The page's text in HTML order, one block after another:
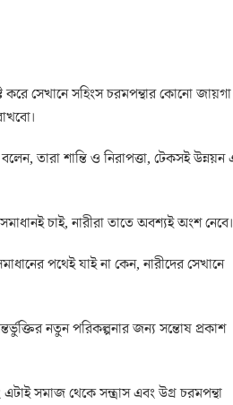
করে সেখানে সহিংস চরমপন্থার কোনো জায়গা
তারা শান্তি ও নিরাপত্তা, টেকসই উন্নয়ন
চাই, নারীরা তাতে অবশ্যই অংশ নেবে।
পথেই যাই না কেন, নারীদের সেখানে
নতুন পরিকল্পনার জন্য সন্তোষ প্রকাশ
সমাজ থেকে সন্ত্রাস এবং উগ্র চরমপন্থা